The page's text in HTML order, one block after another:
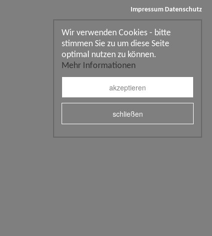
Impressum Datenschutz
Wir verwenden Cookies - bitte
stimmen Sie zu um diese Seite
optimal nutzen zu können.
Mehr Informationen
akzeptieren
schließen